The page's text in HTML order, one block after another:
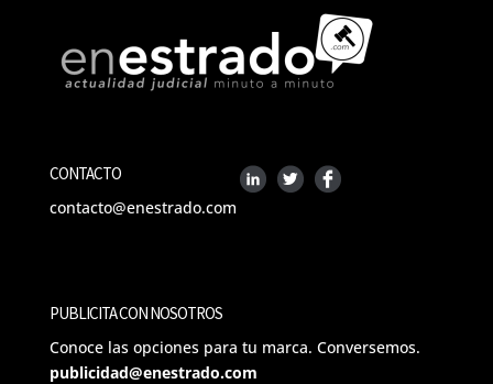
CONTACTO
contacto@enestrado.com
PUBLICITA CON NOSOTROS
Conoce las opciones para tu marca. Conversemos.
publicidad@enestrado.com